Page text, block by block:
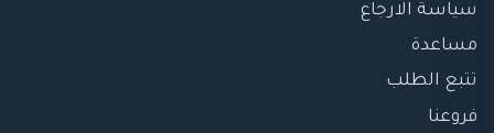
سياسة الارجاع
مساعدة
تتبع الطلب
فروعنا